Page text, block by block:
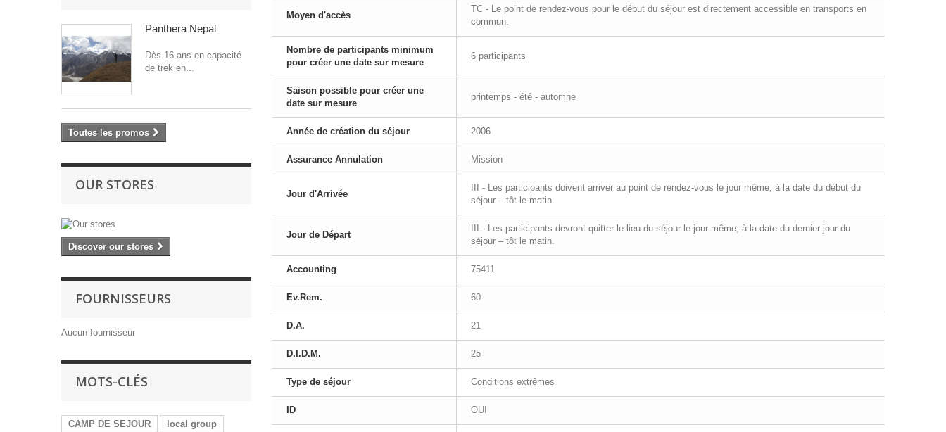
Panthera Nepal
Dès 16 ans en capacité
de trek en...
Toutes les promos
OUR STORES
Discover our stores
FOURNISSEURS
Aucun fournisseur
MOTS-CLÉS
CAMP DE SEJOUR
local group
Moyen d'accès
TC - Le point de rendez-vous pour le début du séjour est directement accessible en transports en
commun.
Nombre de participants minimum
pour créer une date sur mesure
6 participants
Saison possible pour créer une
date sur mesure
printemps - été - automne
Année de création du séjour 2006
Assurance Annulation Mission
Jour d'Arrivée
III - Les participants doivent arriver au point de rendez-vous le jour même, à la date du début du
séjour – tôt le matin.
Jour de Départ
III - Les participants devront quitter le lieu du séjour le jour même, à la date du dernier jour du
séjour – tôt le matin.
Accounting 75411
Ev.Rem. 60
D.A. 21
D.I.D.M. 25
Type de séjour Conditions extrêmes
ID OUI